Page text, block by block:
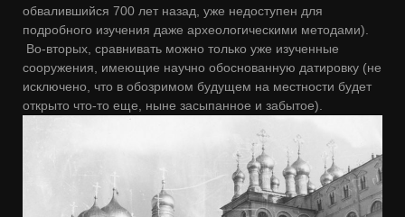
обвалившийся 700 лет назад, уже недоступен для
подробного изучения даже археологическими методами).
Во-вторых, сравнивать можно только уже изученные
сооружения, имеющие научно обоснованную датировку (не
исключено, что в обозримом будущем на местности будет
открыто что-то еще, ныне засыпанное и забытое).